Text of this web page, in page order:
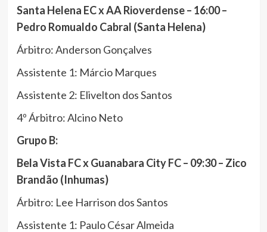
Santa Helena EC x AA Rioverdense – 16:00 –
Pedro Romualdo Cabral (Santa Helena)
Árbitro: Anderson Gonçalves
Assistente 1: Márcio Marques
Assistente 2: Elivelton dos Santos
4º Árbitro: Alcino Neto
Grupo B:
Bela Vista FC x Guanabara City FC – 09:30 – Zico
Brandão (Inhumas)
Árbitro: Lee Harrison dos Santos
Assistente 1: Paulo César Almeida